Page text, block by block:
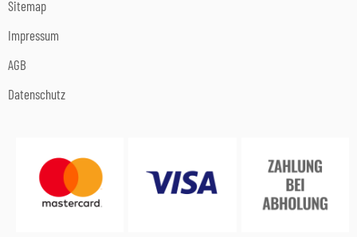
Sitemap
Impressum
AGB
Datenschutz